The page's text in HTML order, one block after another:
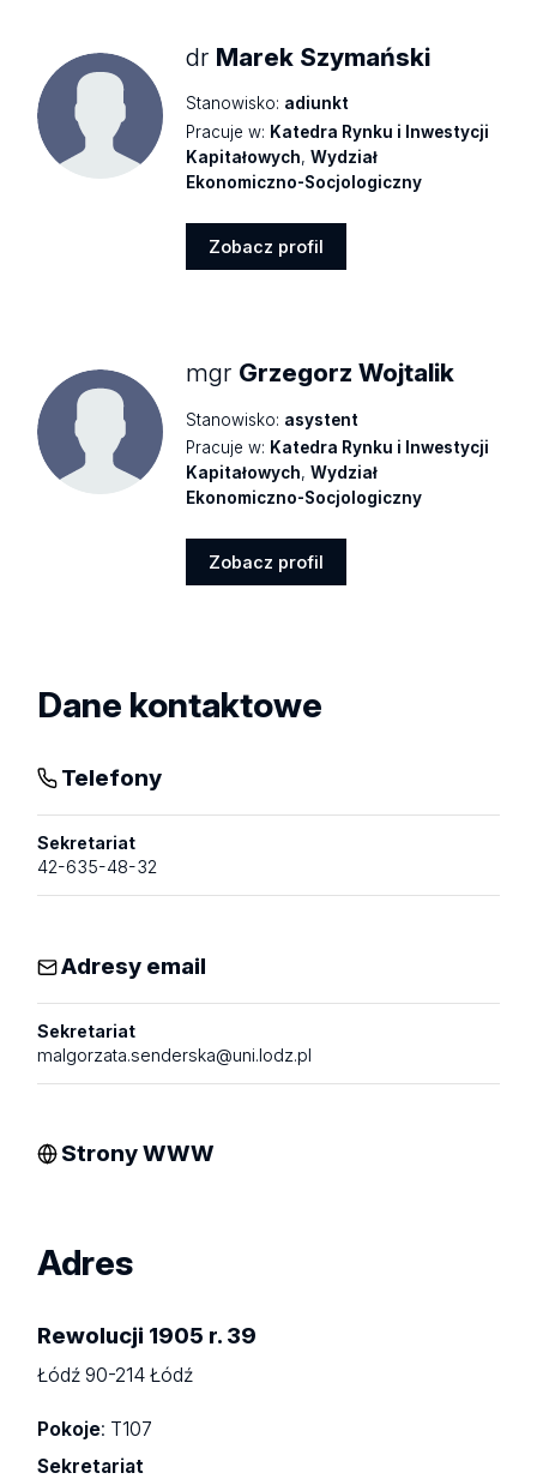
dr Marek Szymański
Stanowisko: adiunkt
Pracuje w: Katedra Rynku i Inwestycji
Kapitałowych,Wydział
Ekonomiczno-Socjologiczny
Zobacz profil
mgr Grzegorz Wojtalik
Stanowisko: asystent
Pracuje w: Katedra Rynku i Inwestycji
Kapitałowych,Wydział
Ekonomiczno-Socjologiczny
Zobacz profil
Dane kontaktowe
Telefony
Sekretariat
42-635-48-32
Adresy email
Sekretariat
malgorzata.senderska@uni.lodz.pl
Strony WWW
Adres
Rewolucji 1905 r. 39
Łódź 90-214 Łódź
Pokoje: T107
Sekretariat